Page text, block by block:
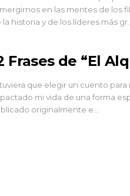
en las mentes de los
la historia y de los líderes más gr…
Frases de “El
que elegir un cuento
mi vida de una forma
originalmente e…